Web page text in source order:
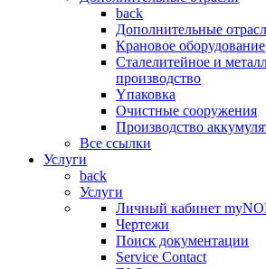
back
Дополнительные
Крановое оборудование
Сталелитейное и
производство
Yпаковка
Очистные сооружения
Производство
Все ссылки
Услуги
back
Услуги
Личный кабинет
Чертежи
Поиск документации
Service Contact